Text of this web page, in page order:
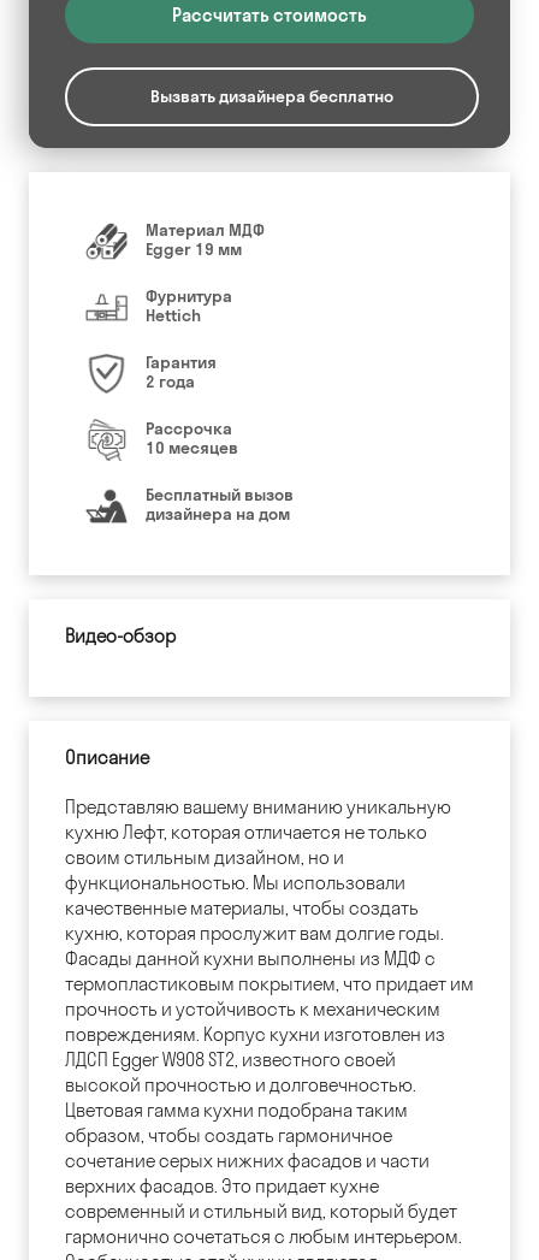
Рассчитать стоимость
Вызвать дизайнера бесплатно
Материал МДФ
Egger 19 мм
Фурнитура
Hettich
Гарантия
2 года
Рассрочка
10 месяцев
Бесплатный вызов
дизайнера на дом
Видео-обзор
Описание
Представляю вашему вниманию уникальную
кухню Лефт, которая отличается не только
своим стильным дизайном, но и
функциональностью. Мы использовали
качественные материалы, чтобы создать
кухню, которая прослужит вам долгие годы.
Фасады данной кухни выполнены из МДФ с
термопластиковым покрытием, что придает им
прочность и устойчивость к механическим
повреждениям. Корпус кухни изготовлен из
ЛДСП Egger W908 ST2, известного своей
высокой прочностью и долговечностью.
Цветовая гамма кухни подобрана таким
образом, чтобы создать гармоничное
сочетание серых нижних фасадов и части
верхних фасадов. Это придает кухне
современный и стильный вид, который будет
гармонично сочетаться с любым интерьером.